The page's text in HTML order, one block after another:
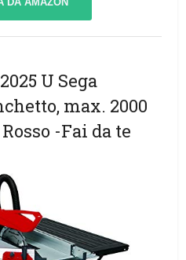
U Sega
max. 2000
-Fai da te